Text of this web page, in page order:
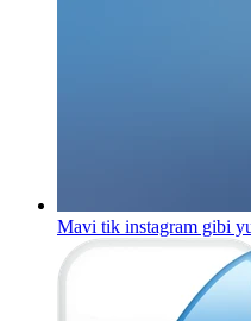
Mavi tik instagram gibi